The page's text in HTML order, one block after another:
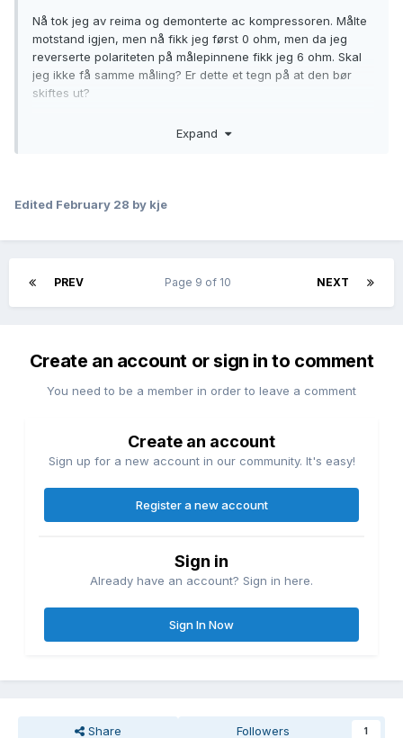
Nå tok jeg av reima og demonterte ac kompressoren. Målte
motstand igjen, men nå fikk jeg først 0 ohm, men da jeg
reverserte polariteten på målepinnene fikk jeg 6 ohm. Skal
jeg ikke få samme måling? Er dette et tegn på at den bør
skiftes ut?
Expand
Edited February 28 by kje
PREV NEXT
Page 9 of 10
Create an account or sign in to comment
You need to be a member in order to leave a comment
Create an account
Sign up for a new account in our community. It's easy!
Register a new account
Sign in
Already have an account? Sign in here.
Sign In Now
Share Followers 1